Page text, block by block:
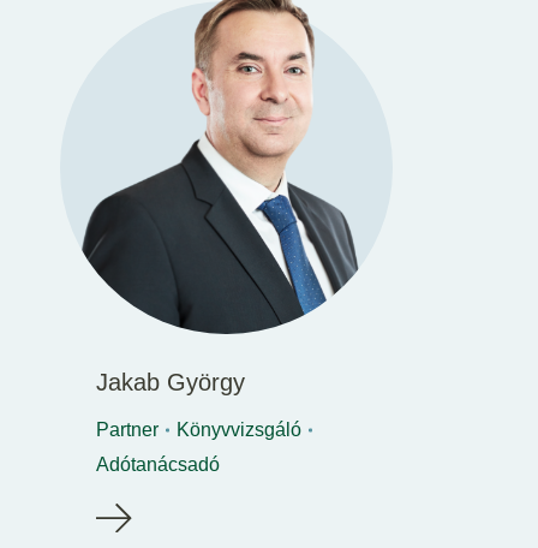
Jakab György
Partner
Könyvvizsgáló
Adótanácsadó